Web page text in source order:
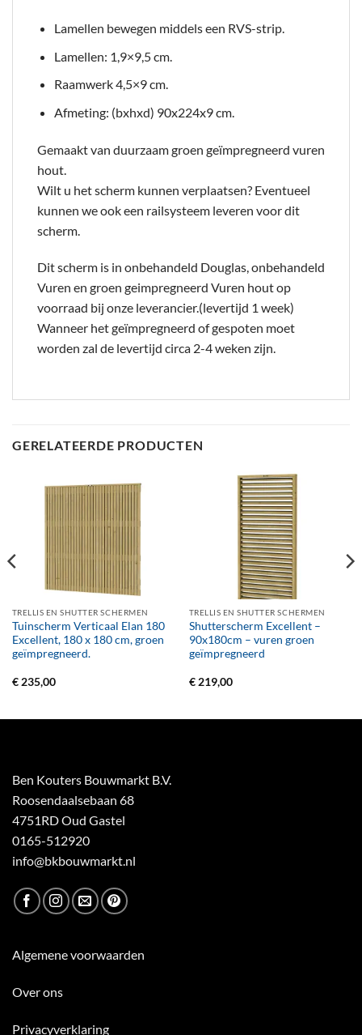
Lamellen bewegen middels een RVS-strip.
Lamellen: 1,9×9,5 cm.
Raamwerk 4,5×9 cm.
Afmeting: (bxhxd) 90x224x9 cm.
Gemaakt van duurzaam groen geïmpregneerd vuren
hout.
Wilt u het scherm kunnen verplaatsen? Eventueel
kunnen we ook een railsysteem leveren voor dit
scherm.
Dit scherm is in onbehandeld Douglas, onbehandeld
Vuren en groen geimpregneerd Vuren hout op
voorraad bij onze leverancier.(levertijd 1 week)
Wanneer het geïmpregneerd of gespoten moet
worden zal de levertijd circa 2-4 weken zijn.
GERELATEERDE PRODUCTEN
TRELLIS EN SHUTTER SCHERMEN
Tuinscherm Verticaal Elan 180
Excellent, 180 x 180 cm, groen
geïmpregneerd.
€235,00
TRELLIS EN SHUTTER SCHERMEN
Shutterscherm Excellent –
90x180cm – vuren groen
geïmpregneerd
€219,00
Ben Kouters Bouwmarkt B.V.
Roosendaalsebaan 68
4751RD Oud Gastel
0165-512920
info@bkbouwmarkt.nl
Algemene voorwaarden
Over ons
Privacyverklaring